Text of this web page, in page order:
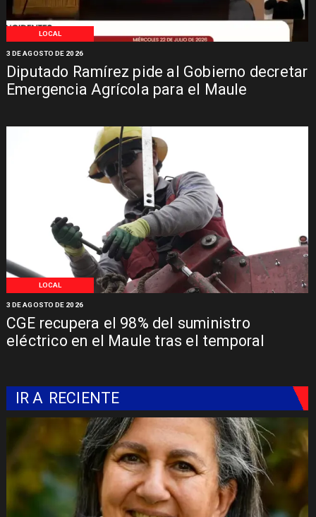
LOCAL
Diputado Ramírez pide al Gobierno decretar
Emergencia Agrícola para el Maule
3 DE AGOSTO DE 2026
LOCAL
CGE recupera el 98% del suministro
eléctrico en el Maule tras el temporal
3 DE AGOSTO DE 2026
IR A RECIENTE